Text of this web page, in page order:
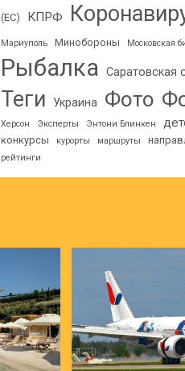
(ЕС) КПРФ
Мариуполь Минобороны Московская
Рыбалка Саратовская
Теги Украина Фото
Херсон Эксперты Энтони Блинкен
конкурсы курорты маршруты
рейтинги